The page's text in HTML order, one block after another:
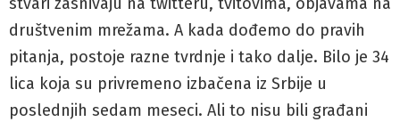
društvenim mrežama. A kada dođemo do pravih
pitanja, postoje razne tvrdnje i tako dalje. Bilo je 34
lica koja su privremeno izbačena iz Srbije u
poslednjih sedam meseci. Ali to nisu bili građani